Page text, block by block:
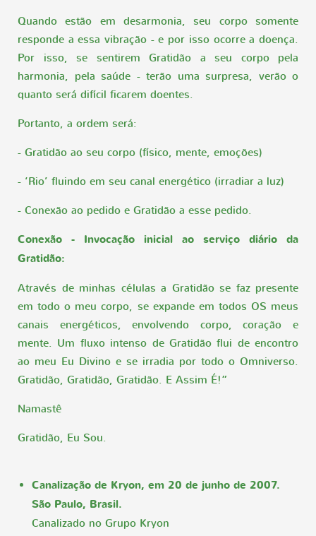
Quando estão em desarmonia, seu corpo somente
responde a essa vibração - e por isso ocorre a doença.
Por isso, se sentirem Gratidão a seu corpo pela
harmonia, pela saúde - terão uma surpresa, verão o
quanto será difícil ficarem doentes.
Portanto, a ordem será:
- Gratidão ao seu corpo (físico, mente, emoções)
- ‘Rio’ fluindo em seu canal energético (irradiar a luz)
- Conexão ao pedido e Gratidão a esse pedido.
Conexão - Invocação inicial ao serviço diário da
Gratidão:
Através de minhas células a Gratidão se faz presente
em todo o meu corpo, se expande em todos OS meus
canais energéticos, envolvendo corpo, coração e
mente. Um fluxo intenso de Gratidão flui de encontro
ao meu Eu Divino e se irradia por todo o Omniverso.
Gratidão, Gratidão, Gratidão. E Assim É!”
Namastê
Gratidão, Eu Sou.
Canalização de Kryon, em 20 de junho de 2007.
São Paulo, Brasil.
Canalizado no Grupo Kryon